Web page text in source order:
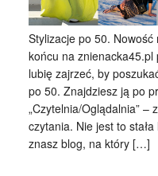
Stylizacje po 50.
końcu na znienacka45.pl
lubię zajrzeć, by
po 50. Znajdziesz ją po
„Czytelnia/Oglądalnia” –
czytania. Nie jest to
znasz blog, na który […]